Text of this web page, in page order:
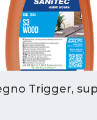
Trigger,